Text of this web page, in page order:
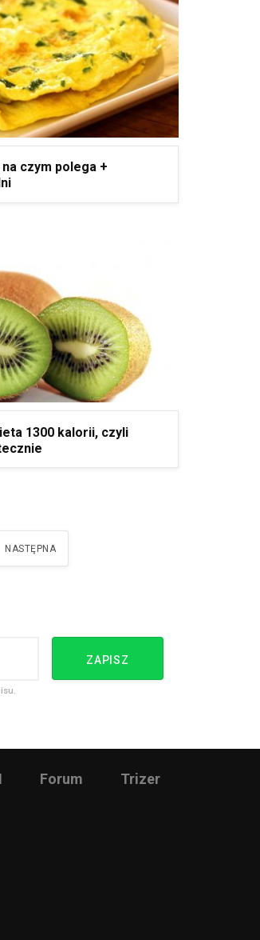
czym polega +
1300 kalorii, czyli
NASTĘPNA
ZAPISZ
Forum Trizer